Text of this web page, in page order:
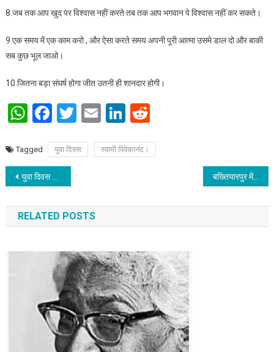
8.जब तक आप खुद पर विश्वास नहीं करते तब तक आप भगवान पे विश्वास नहीं कर सकते।
9.एक समय में एक काम करो , और ऐसा करते समय अपनी पूरी आत्मा उसमे डाल दो और बाकी
सब कुछ भूल जाओ।
10.जितना बड़ा संघर्ष होगा जीत उतनी ही शानदार होगी।
WhatsApp
Facebook
Twitter
EmailLinkedIn
Reddit
Tagged युवा दिवस स्वामी विवेकानंद।
Post navigation
युवा दिवस पर विशेष। बख्तियारपुर में 5 स्वतंत्रता सेनानियों की लगेगी आदमकद प्रतिमा.
RELATED POSTS